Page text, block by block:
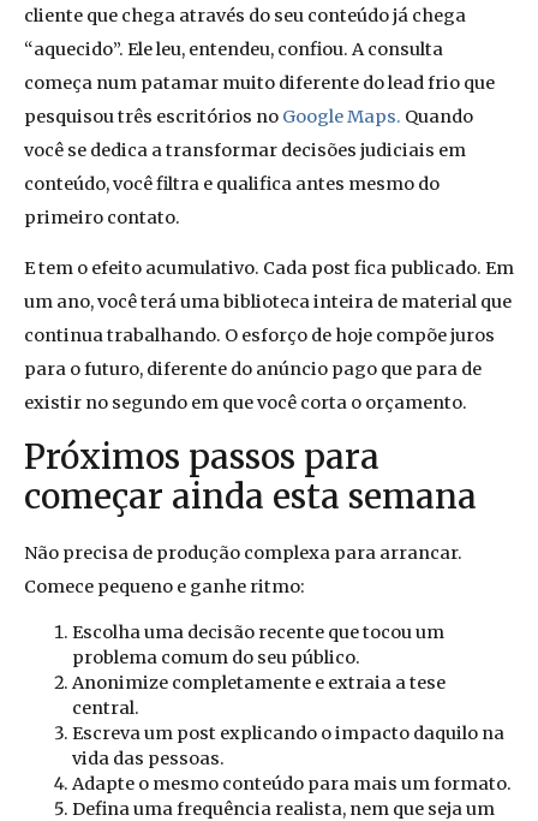
cliente que chega através do seu conteúdo já chega
“aquecido”. Ele leu, entendeu, confiou. A consulta
começa num patamar muito diferente do lead frio que
pesquisou três escritórios no Google Maps. Quando
você se dedica a transformar decisões judiciais em
conteúdo, você filtra e qualifica antes mesmo do
primeiro contato.
E tem o efeito acumulativo. Cada post fica publicado. Em
um ano, você terá uma biblioteca inteira de material que
continua trabalhando. O esforço de hoje compõe juros
para o futuro, diferente do anúncio pago que para de
existir no segundo em que você corta o orçamento.
Próximos passos para
começar ainda esta semana
Não precisa de produção complexa para arrancar.
Comece pequeno e ganhe ritmo:
Escolha uma decisão recente que tocou um
problema comum do seu público.
Anonimize completamente e extraia a tese
central.
Escreva um post explicando o impacto daquilo na
vida das pessoas.
Adapte o mesmo conteúdo para mais um formato.
Defina uma frequência realista, nem que seja um